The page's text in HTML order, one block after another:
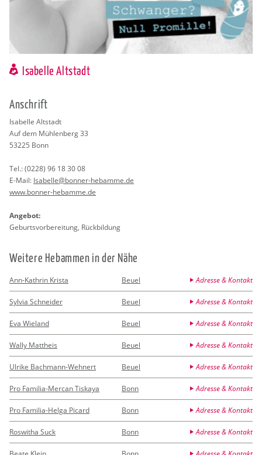
Isabelle Altstadt
An­schrift
Isa­bel­le Alt­stadt
Auf dem Müh­len­berg 33
53225 Bonn
Tel.:(0228) 96 18 30 08
E-Mail: Isa­bel­le@​bonner-​hebamme.​de
www.​bonner-​hebamme.​de
An­ge­bot:
Ge­burts­vor­be­rei­tung, Rück­bil­dung
Wei­te­re Heb­am­men in der Nähe
Ann-Kathrin Krista Beuel Adresse & Kontakt
Sylvia Schneider Beuel Adresse & Kontakt
Eva Wieland Beuel Adresse & Kontakt
Wally Mattheis Beuel Adresse & Kontakt
Ulrike Bachmann-Wehnert Beuel Adresse & Kontakt
Pro Familia-Mercan Tiskaya Bonn Adresse & Kontakt
Pro Familia-Helga Picard Bonn Adresse & Kontakt
Roswitha Suck Bonn Adresse & Kontakt